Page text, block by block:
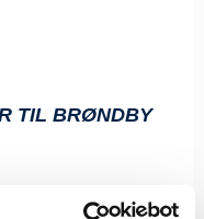
TIL BRØNDBY
udekamp for de